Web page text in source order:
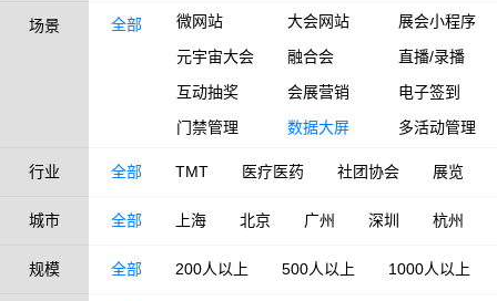
场景 全部 微网站 大会网站
展会小程序
元宇宙大会
融合会
直播/录播
互动抽奖
会展营销
电子签到
门禁管理
数据大屏 多活动管理
行业 全部 TMT 医疗医药 社团协会 展览
城市 全部 上海 北京 广州 深圳 杭州
规模 全部 200人以上 500人以上 1000人以上